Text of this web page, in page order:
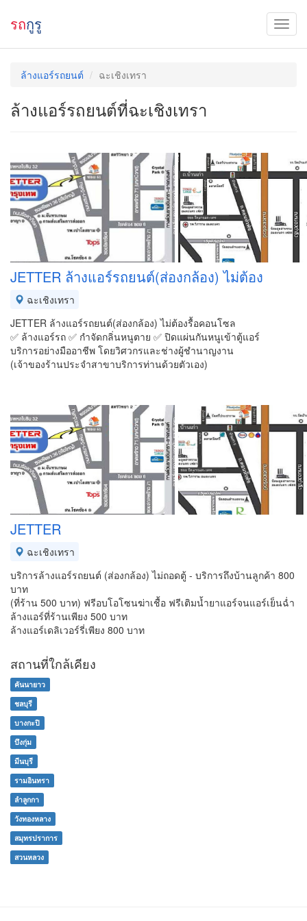
รถกูรู
ล้างแอร์รถยนต์ ฉะเชิงเทรา
ล้างแอร์รถยนต์ที่ฉะเชิงเทรา
JETTER ล้างแอร์รถยนต์(ส่องกล้อง) ไม่ต้อง
ฉะเชิงเทรา
JETTER ล้างแอร์รถยนต์(ส่องกล้อง) ไม่ต้องรื้อคอนโซล
✅ ล้างแอร์รถ ✅ กำจัดกลิ่นหนูตาย ✅ ปิดแผ่นกันหนูเข้าตู้แอร์
บริการอย่างมืออาชีพ โดยวิศวกรและช่างผู้ชำนาญงาน
(เจ้าของร้านประจำสาขาบริการท่านด้วยตัวเอง)
JETTER
ฉะเชิงเทรา
บริการล้างแอร์รถยนต์ (ส่องกล้อง) ไม่ถอดตู้ - บริการถึงบ้านลูกค้า 800
บาท
(ที่ร้าน 500 บาท) ฟรีอบโอโซนฆ่าเชื้อ ฟรีเติมน้ำยาแอร์จนแอร์เย็นฉ่ำ
ล้างแอร์ที่ร้านเพียง 500 บาท
ล้างแอร์เดลิเวอร์รี่เพียง 800 บาท
สถานที่ใกล้เคียง
คันนายาว
ชลบุรี
บางกะปิ
บึงกุ่ม
มีนบุรี
รามอินทรา
ลำลูกกา
วังทองหลาง
สมุทรปราการ
สวนหลวง